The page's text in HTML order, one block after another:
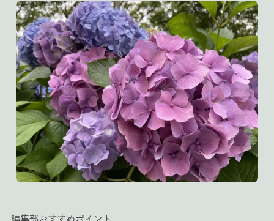
編集部おすすめポイント